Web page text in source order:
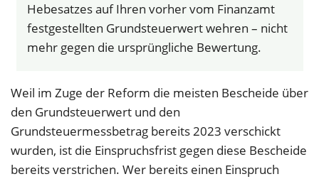
Hebesatzes auf Ihren vorher vom Finanzamt
festgestellten Grundsteuerwert wehren – nicht
mehr gegen die ursprüngliche Bewertung.
Weil im Zuge der Reform die meisten Bescheide über
den Grundsteuerwert und den
Grundsteuermessbetrag bereits 2023 verschickt
wurden, ist die Einspruchsfrist gegen diese Bescheide
bereits verstrichen. Wer bereits einen Einspruch